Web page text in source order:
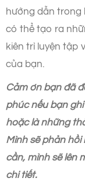
hướng dẫn trong
có thể tạo ra
kiên trì luyện tập
của bạn.
Cảm ơn bạn đã
phúc nếu bạn
hoặc là những
Mình sẽ phản
cần, mình sẽ lên
chi tiết.